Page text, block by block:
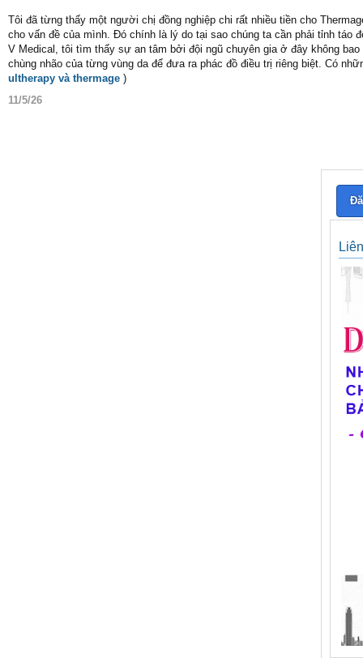
Tôi đã từng thấy một người chị đồng nghiệp chi rất nhiều tiền cho
cho vấn đề của mình. Đó chính là lý do tại sao chúng ta cần phải tỉnh táo
V Medical, tôi tìm thấy sự an tâm bởi đội ngũ chuyên gia ở đây không
chùng nhão của từng vùng da để đưa ra phác đồ điều trị riêng biệt. Có
ultherapy và thermage )
11/5/26